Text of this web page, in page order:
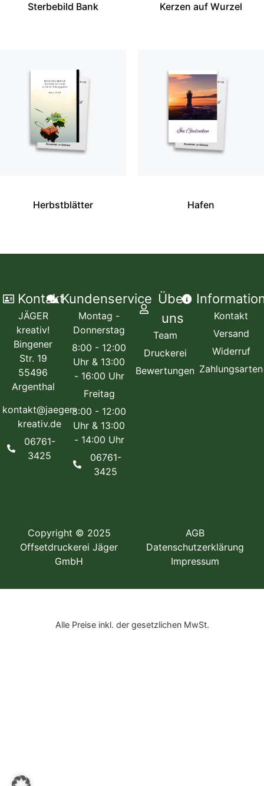
Sterbebild Bank Kerzen auf Wurzel
Herbstblätter Hafen
Kontakt
JÄGER
kreativ!
Bingener
Str. 19
55496
Argenthal
kontakt@jaeger-
kreativ.de
06761-
3425
Kundenservice
Montag -
Donnerstag
8:00 - 12:00
Uhr & 13:00
- 16:00 Uhr
Freitag
8:00 - 12:00
Uhr & 13:00
- 14:00 Uhr
06761-
3425
Über
uns
Team
Druckerei
Bewertungen
Kontakt
Versand
Widerruf
Zahlungsarten
Copyright © 2025
Offsetdruckerei Jäger
GmbH
AGB
Datenschutzerklärung
Impressum
Alle Preise inkl. der gesetzlichen MwSt.